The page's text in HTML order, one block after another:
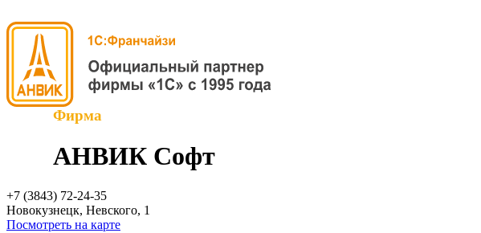
Фирма
АНВИК Софт
+7 (3843) 72-24-35
Новокузнецк, Невского, 1
Посмотреть на карте